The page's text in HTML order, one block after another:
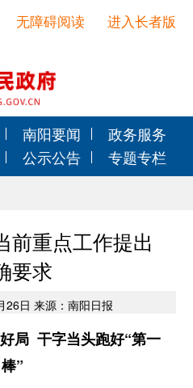
进入长者版
无障碍阅读
南阳要闻
政务服务
公示公告
专题专栏
前重点工作提出
要求
26日 来源：南阳日报
局 干字当头跑好“第一
棒”